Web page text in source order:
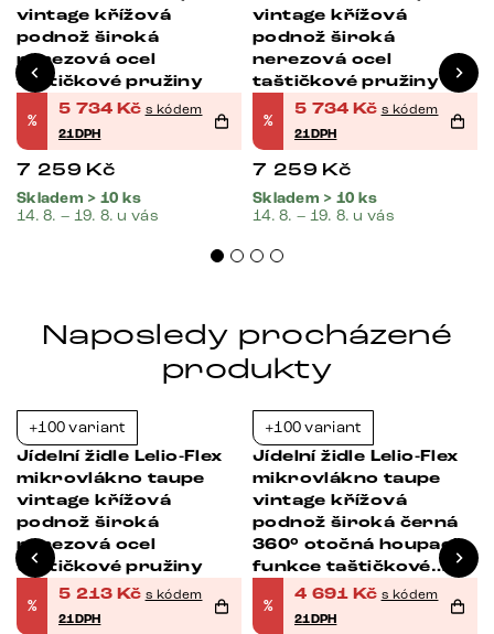
vintage křížová
podnož široká
nerezová ocel
taštičkové pružiny
%
5 734 Kč s kódem
21DPH
7 259 Kč
Skladem > 10 ks
14. 8. – 19. 8. u vás
vintage křížová
podnož široká
nerezová ocel
taštičkové pružiny
%
5 734 Kč s kódem
21DPH
7 259 Kč
Skladem > 10 ks
14. 8. – 19. 8. u vás
Naposledy procházené
produkty
+100 variant
Jídelní židle Lelio-Flex
mikrovlákno taupe
vintage křížová
podnož široká
nerezová ocel
taštičkové pružiny
%
5 213 Kč s kódem
21DPH
+100 variant
Jídelní židle Lelio-Flex
mikrovlákno taupe
vintage křížová
podnož široká černá
360° otočná houpací
funkce taštičkové
pružiny
%
4 691 Kč s kódem
21DPH